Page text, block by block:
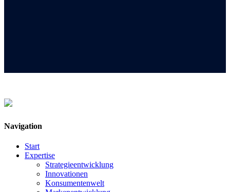
Navigation
Start
Expertise
Strategieentwicklung
Innovationen
Konsumentenwelt